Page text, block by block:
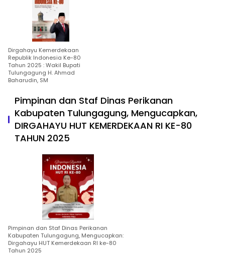
Dirgahayu Kemerdekaan
Republik Indonesia Ke-80
Tahun 2025 : Wakil Bupati
Tulungagung H. Ahmad
Baharudin, SM
Pimpinan dan Staf Dinas Perikanan
Kabupaten Tulungagung, Mengucapkan,
DIRGAHAYU HUT KEMERDEKAAN RI KE-80
TAHUN 2025
Pimpinan dan Staf Dinas Perikanan
Kabupaten Tulungagung, Mengucapkan:
Dirgahayu HUT Kemerdekaan RI ke-80
Tahun 2025